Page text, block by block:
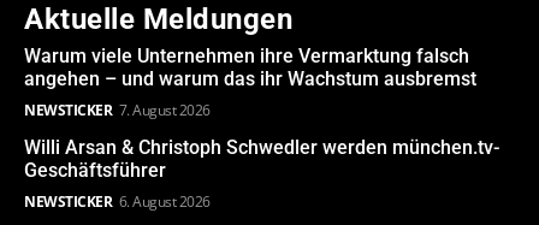
Aktuelle Meldungen
Warum viele Unternehmen ihre Vermarktung falsch
angehen – und warum das ihr Wachstum ausbremst
NEWSTICKER 7. August 2026
Willi Arsan & Christoph Schwedler werden münchen.tv-
Geschäftsführer
NEWSTICKER 6. August 2026